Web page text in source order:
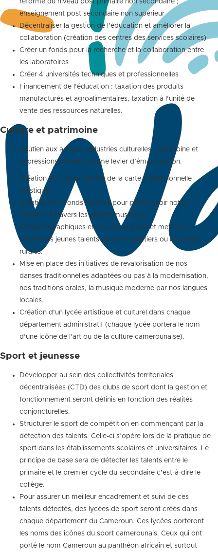
réforme du niveau post primaire non secondaire ;
enseignement post secondaire non supérieur
Décentraliser la gestion de l’éducation et améliorer la
collaboration (création des centres des services scolaires)
Créer un fonds pour la recherche et la collaboration entre
les laboratoires
Créer 4 universités techniques et professionnelles
Financement de l’éducation : taxation des produits
manufacturés et agroalimentaires, taxation à l’unité de
vente des ressources naturelles.
Culture et patrimoine
Soutien aux artistes, industries culturelles, patrimoine et
expressions locales comme levier d’émancipation.
Création et mise en œuvre de la carte professionnelle
artistique
Création d’un fonds national pour promouvoir notre
industrie à travers les projets musicaux,
cinématographiques en vue de valoriser et mettre en
lumière les jeunes talents dans les quartiers ou les zones
rurales.
Mise en place des initiatives de revalorisation de nos
danses traditionnelles adaptées ou pas à la modernisation,
nos traditions orales, la musique moderne par nos langues
locales.
Création d’un lycée artistique et culturel dans chaque
département administratif (chaque lycée portera le nom
d’une icône de l’art ou de la culture camerounaise).
Sport et jeunesse
Développer au sein des collectivités territoriales
décentralisées (CTD) des clubs de sport dont la gestion et
fonctionnement seront définis en fonction des réalités
conjoncturelles.
Structurer le sport de compétition en commençant par la
détection des talents. Celle-ci s’opère lors de la pratique de
sport dans les établissements scolaires et universitaires. Le
principe de base sera de détecter les talents entre le
primaire et le premier cycle du secondaire c’est-à-dire le
collège.
Pour assurer un meilleur encadrement et suivi de ces
talents détectés, des lycées de sport seront créés dans
chaque département du Cameroun. Ces lycées porteront
les noms des icônes du sport camerounais. Ceux qui ont
porté le nom Cameroun au panthéon africain et surtout